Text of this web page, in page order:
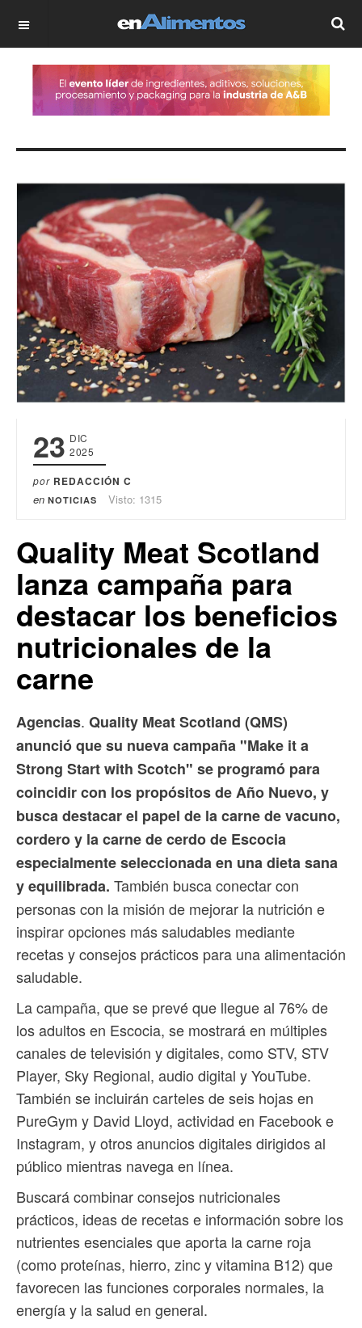
OFF CANVAS
23 DIC
2025
por REDACCIÓN C
en NOTICIAS Visto: 1315
Quality Meat Scotland
lanza campaña para
destacar los beneficios
nutricionales de la
carne
Agencias. Quality Meat Scotland (QMS)
anunció que su nueva campaña "Make it a
Strong Start with Scotch" se programó para
coincidir con los propósitos de Año Nuevo, y
busca destacar el papel de la carne de vacuno,
cordero y la carne de cerdo de Escocia
especialmente seleccionada en una dieta sana
y equilibrada. También busca conectar con
personas con la misión de mejorar la nutrición e
inspirar opciones más saludables mediante
recetas y consejos prácticos para una alimentación
saludable.
La campaña, que se prevé que llegue al 76% de
los adultos en Escocia, se mostrará en múltiples
canales de televisión y digitales, como STV, STV
Player, Sky Regional, audio digital y YouTube.
También se incluirán carteles de seis hojas en
PureGym y David Lloyd, actividad en Facebook e
Instagram, y otros anuncios digitales dirigidos al
público mientras navega en línea.
Buscará combinar consejos nutricionales
prácticos, ideas de recetas e información sobre los
nutrientes esenciales que aporta la carne roja
(como proteínas, hierro, zinc y vitamina B12) que
favorecen las funciones corporales normales, la
energía y la salud en general.